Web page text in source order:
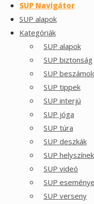
SUP Navigátor
SUP alapok
Kategóriák
SUP alapok
SUP biztonság
SUP
SUP tippek
SUP interjú
SUP jóga
SUP túra
SUP deszkák
SUP helyszínek
SUP videó
SUP
SUP verseny